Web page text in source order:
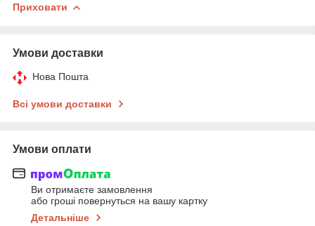
Приховати
Умови доставки
Нова Пошта
Всі умови доставки
Умови оплати
Ви отримаєте замовлення
або гроші повернуться на вашу картку
Детальніше